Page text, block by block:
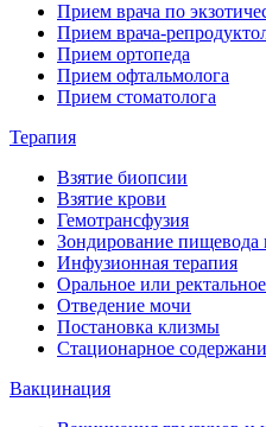
Прием врача по
Прием врача-
Прием ортопеда
Прием офтальмолога
Прием стоматолога
Терапия
Взятие биопсии
Взятие крови
Гемотрансфузия
Зондирование
Инфузионная терапия
Оральное или
Отведение мочи
Постановка клизмы
Стационарное
Вакцинация